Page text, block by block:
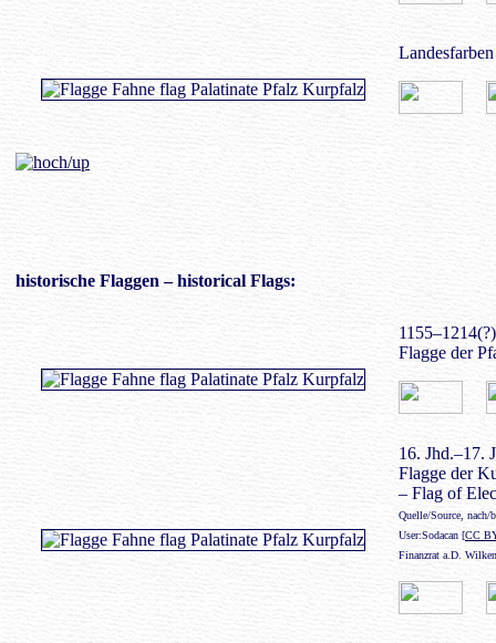
historische Flaggen – historical Flags:
Flagge der
16. Jhd.–17.
Flagge der
– Flag of
Quelle/Source,
User:Sodacan [CC
Finanzrat a.D.